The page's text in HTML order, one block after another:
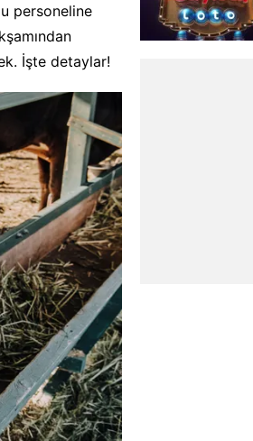
personeline
İşte detaylar!